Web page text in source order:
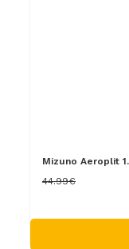
Mizuno Aeroplit
44.99€